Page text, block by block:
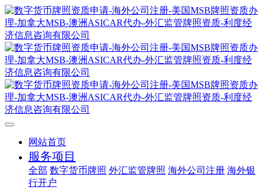
网站首页
服务项目
全部 数字货币牌照 外汇监管牌照 海外公司注册 海外银
行开户